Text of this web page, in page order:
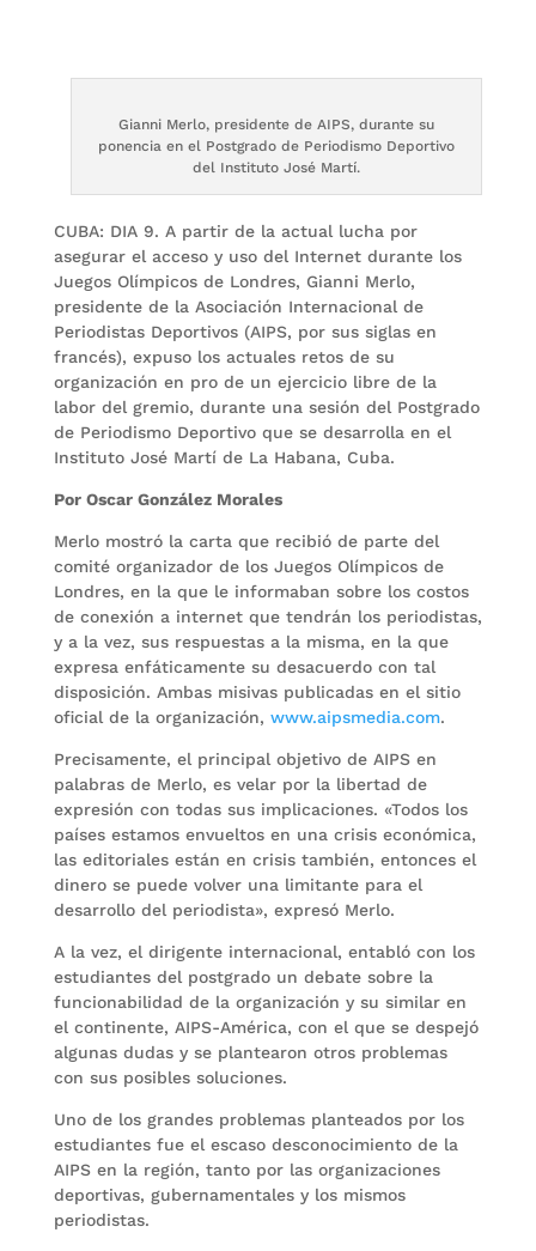
Gianni Merlo, presidente de AIPS, durante su
ponencia en el Postgrado de Periodismo Deportivo
del Instituto José Martí.
CUBA: DIA 9. A partir de la actual lucha por
asegurar el acceso y uso del Internet durante los
Juegos Olímpicos de Londres, Gianni Merlo,
presidente de la Asociación Internacional de
Periodistas Deportivos (AIPS, por sus siglas en
francés), expuso los actuales retos de su
organización en pro de un ejercicio libre de la
labor del gremio, durante una sesión del Postgrado
de Periodismo Deportivo que se desarrolla en el
Instituto José Martí de La Habana, Cuba.
Por Oscar González Morales
Merlo mostró la carta que recibió de parte del
comité organizador de los Juegos Olímpicos de
Londres, en la que le informaban sobre los costos
de conexión a internet que tendrán los periodistas,
y a la vez, sus respuestas a la misma, en la que
expresa enfáticamente su desacuerdo con tal
disposición. Ambas misivas publicadas en el sitio
oficial de la organización, www.aipsmedia.com.
Precisamente, el principal objetivo de AIPS en
palabras de Merlo, es velar por la libertad de
expresión con todas sus implicaciones. «Todos los
países estamos envueltos en una crisis económica,
las editoriales están en crisis también, entonces el
dinero se puede volver una limitante para el
desarrollo del periodista», expresó Merlo.
A la vez, el dirigente internacional, entabló con los
estudiantes del postgrado un debate sobre la
funcionabilidad de la organización y su similar en
el continente, AIPS-América, con el que se despejó
algunas dudas y se plantearon otros problemas
con sus posibles soluciones.
Uno de los grandes problemas planteados por los
estudiantes fue el escaso desconocimiento de la
AIPS en la región, tanto por las organizaciones
deportivas, gubernamentales y los mismos
periodistas.